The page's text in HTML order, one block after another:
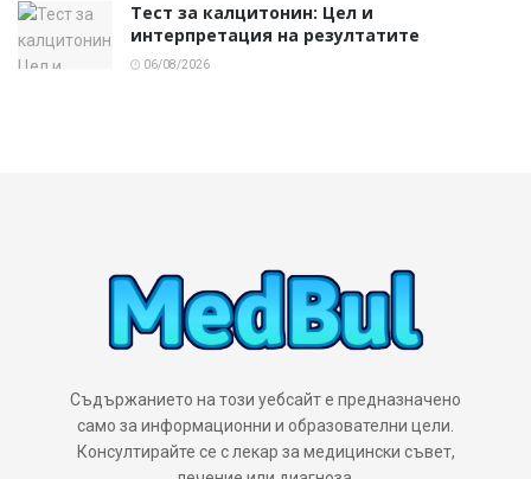
Тест за калцитонин: Цел и
интерпретация на резултатите
06/08/2026
Съдържанието на този уебсайт е предназначено
само за информационни и образователни цели.
Консултирайте се с лекар за медицински съвет,